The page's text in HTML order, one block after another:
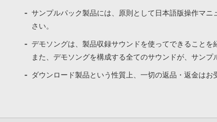
サンプルパック製品には、原則として日本語版操作マ
さい。
デモソングは、製品収録サウンドを使ってできること
また、デモソングを構成する全てのサウンドが、サン
ダウンロード製品という性質上、一切の返品・返金はお